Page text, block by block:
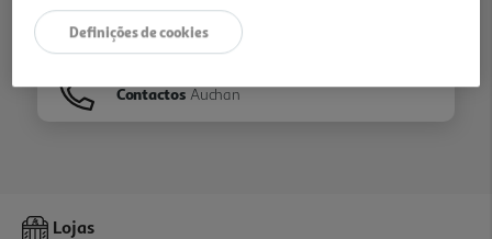
Folhetos
Contactos Auchan
Lojas
Definições de cookies